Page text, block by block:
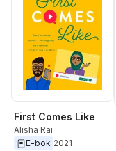
First Comes Like
Alisha Rai
E-bok 2021